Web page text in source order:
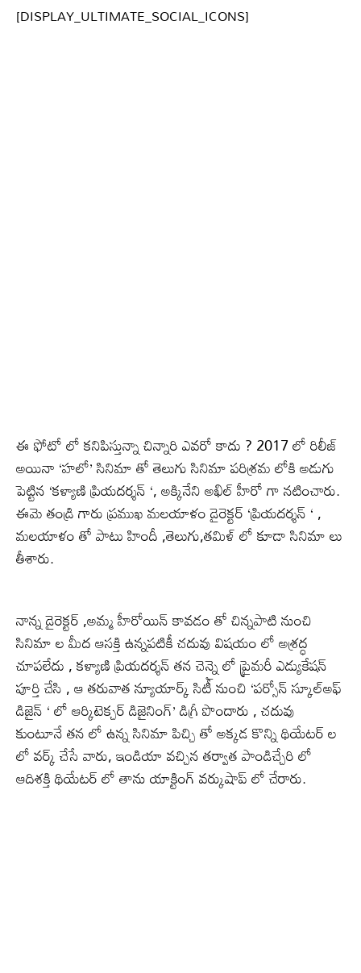
[DISPLAY_ULTIMATE_SOCIAL_ICONS]
ఈ ఫోటో లో కనిపిస్తున్నా చిన్నారి ఎవరో కాదు ? 2017 లో రిలీజ్
అయినా ‘హలో’ సినిమా తో తెలుగు సినిమా పరిశ్రమ లోకి అడుగు
పెట్టిన ‘కళ్యాణి ప్రియదర్శన్ ‘, అక్కినేని అఖిల్ హీరో గా నటించారు.
ఈమె తండ్రి గారు ప్రముఖ మలయాళం డైరెక్టర్ ‘ప్రియదర్శన్ ‘ ,
మలయాళం తో పాటు హిందీ ,తెలుగు,తమిళ్ లో కూడా సినిమా లు
తీశారు.
నాన్న డైరెక్టర్ ,అమ్మ హీరోయిన్ కావడం తో చిన్నపాటి నుంచి
సినిమా ల మీద ఆసక్తి ఉన్నపటికీ చదువు విషయం లో అశ్రద్ధ
చూపలేదు , కళ్యాణి ప్రియదర్శన్ తన చెన్నై లో ప్రైమరీ ఎడ్యుకేషన్
పూర్తి చేసి , ఆ తరువాత న్యూయార్క్ సిటీ నుంచి ‘పర్సోన్ స్కూల్అఫ్
డిజైన్ ‘ లో ఆర్కిటెక్చర్ డిజైనింగ్’ డిగ్రీ పొందారు , చదువు
కుంటూనే తన లో ఉన్న సినిమా పిచ్చి తో అక్కడ కొన్ని థియేటర్ ల
లో వర్క్ చేసే వారు, ఇండియా వచ్చిన తర్వాత పాండిచ్చేరి లో
ఆదిశక్తి థియేటర్ లో తాను యాక్టింగ్ వర్కుషాప్ లో చేరారు.